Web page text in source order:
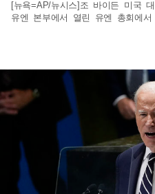
[뉴욕=AP/뉴시스]조 바이든 미국
유엔 본부에서 열린 유엔 총회에